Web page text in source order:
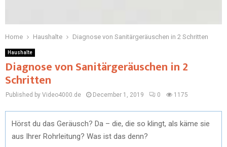
Home Haushalte Diagnose von Sanitärgeräuschen in 2 Schritten
Haushalte
Diagnose von Sanitärgeräuschen in 2
Schritten
Published by Video4000.de December 1, 2019 0 1175
Hörst du das Geräusch? Da – die, die so klingt, als käme sie
aus Ihrer Rohrleitung? Was ist das denn?